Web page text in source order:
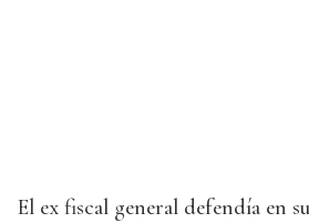
El ex fiscal general defendía en